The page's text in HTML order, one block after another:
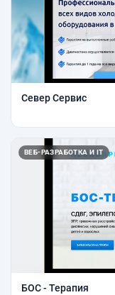
Север Сервис
ВЕБ-РАЗРАБОТКА И IT
БОС - Терапия